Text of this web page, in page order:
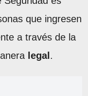
que ingresen
a través de la
legal .